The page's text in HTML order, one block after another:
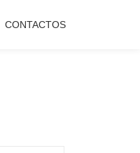
CONTACTOS